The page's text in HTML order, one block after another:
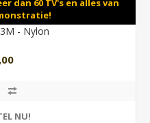
dan 60 TV's en alles van
- Nylon
NU!